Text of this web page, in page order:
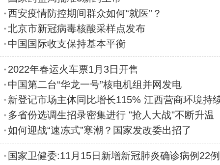
西安疫情防控期间群众如何“就医”？
北京市新冠病毒核酸采样点发布
中国国际收支保持基本平衡
2022年春运火车票1月3日开售
中国第二台“华龙一号”核电机组并网发电
新登记市场主体同比增长115% 江西营商环境持
多省份选调生招录密集进行 "抢人大战"不断升温
如何迎战“速冻式”寒潮？国家发改委出招了
国家卫健委:11月15日新增新冠肺炎确诊病例22例